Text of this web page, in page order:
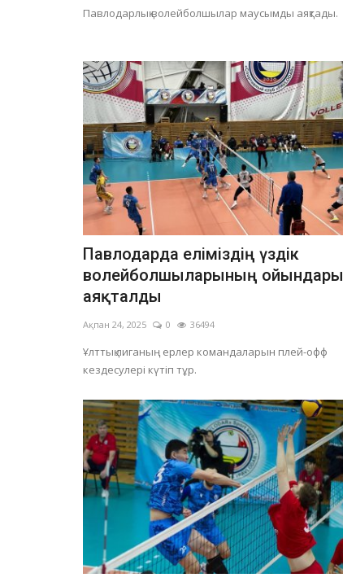
Павлодарлық волейболшылар маусымды аяқтады.
Павлодарда еліміздің үздік
волейболшыларының ойындары
аяқталды
Ақпан 24, 2025 0 36494
Ұлттық лиганың ерлер командаларын плей-офф
кездесулері күтіп тұр.